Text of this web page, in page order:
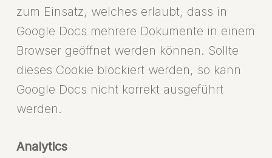
zum Einsatz, welches erlaubt, dass in
Google Docs mehrere Dokumente in einem
Browser geöffnet werden können. Sollte
dieses Cookie blockiert werden, so kann
Google Docs nicht korrekt ausgeführt
werden.
Analytics